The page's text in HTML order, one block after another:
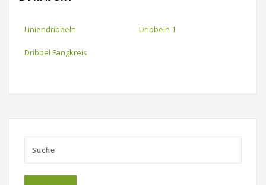
Liniendribbeln Dribbeln 1
Dribbel Fangkreis